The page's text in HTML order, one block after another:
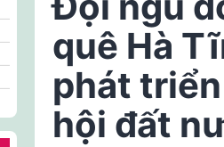
quê Hà
phát
hội đất